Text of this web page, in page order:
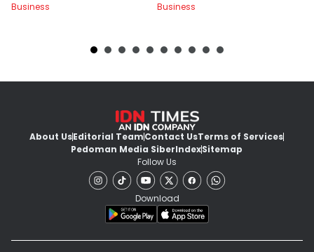
Business
Business
About UsEditorial TeamContact UsTerms of Services
Pedoman Media SiberIndexSitemap
Follow Us
Download